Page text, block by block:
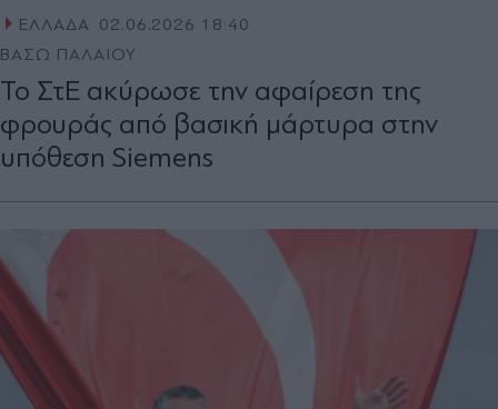
ΕΛΛΑΔΑ
02.06.2026 18:40
ΒΑΣΩ ΠΑΛΑΙΟΥ
Το ΣτΕ ακύρωσε την αφαίρεση της
φρουράς από βασική μάρτυρα στην
υπόθεση Siemens